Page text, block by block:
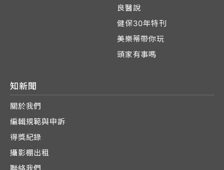
良醫說
健保30年特刊
美樂蒂帶你玩
頭家有事嗎
知新聞
關於我們
編輯規範與申訴
得獎紀錄
攝影棚出租